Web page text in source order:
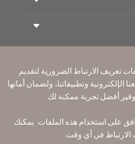
Accessibility
شروط وأحكام العقد
ملفات تعريف الارتباط
تعريف الارتباط الضرورية لتقديم
وتطبيقاتنا، ولضمان أمانها.
أفضل تجربة ممكنة لك.
على استخدام هذه الملفات. يمكنك
الارتباط في أي وقت.